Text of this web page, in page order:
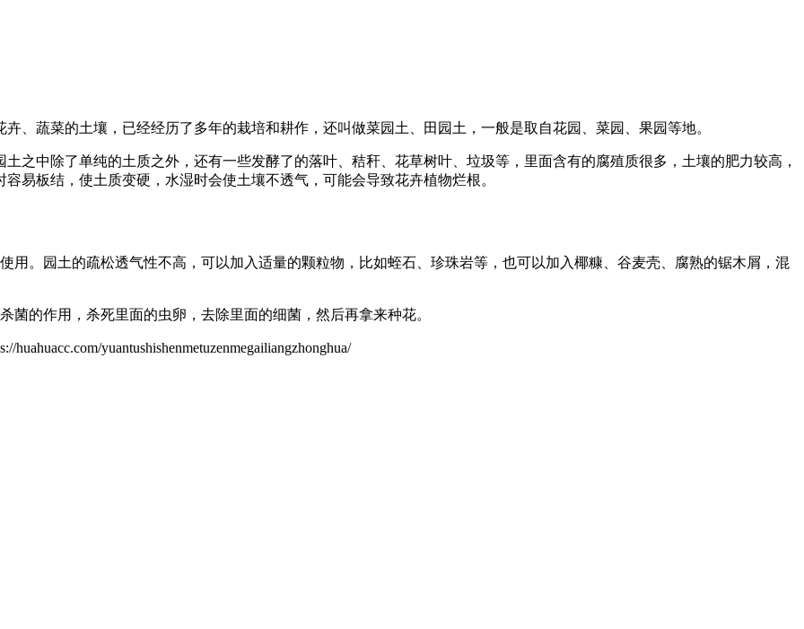
、蔬菜的土壤，已经经历了多年的栽培和耕作，还叫做菜园土、田园土，一般是取自花园、菜园、果园等地。
之中除了单纯的土质之外，还有一些发酵了的落叶、秸秆、花草树叶、垃圾等，里面含有的腐殖质很多，土壤的肥力较高，
易板结，使土质变硬，水湿时会使土壤不透气，可能会导致花卉植物烂根。
用。园土的疏松透气性不高，可以加入适量的颗粒物，比如蛭石、珍珠岩等，也可以加入椰糠、谷麦壳、腐熟的锯木屑，混
的作用，杀死里面的虫卵，去除里面的细菌，然后再拿来种花。
yuantushishenmetuzenmegailiangzhonghua/